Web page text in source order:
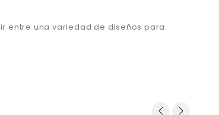
entre una variedad de diseños para